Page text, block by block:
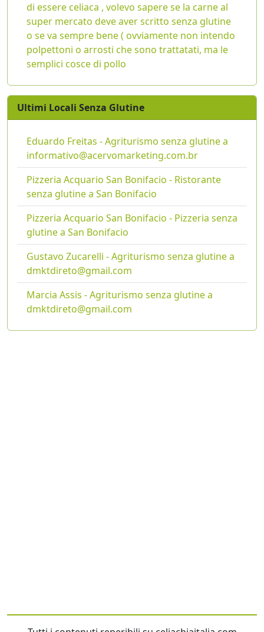
di essere celiaca , volevo sapere se la carne al
super mercato deve aver scritto senza glutine
o se va sempre bene ( ovviamente non intendo
polpettoni o arrosti che sono trattatati, ma le
semplici cosce di pollo
Ultimi Locali Senza Glutine
Eduardo Freitas - Agriturismo senza glutine a
informativo@acervomarketing.com.br
Pizzeria Acquario San Bonifacio - Ristorante
senza glutine a San Bonifacio
Pizzeria Acquario San Bonifacio - Pizzeria senza
glutine a San Bonifacio
Gustavo Zucarelli - Agriturismo senza glutine a
dmktdireto@gmail.com
Marcia Assis - Agriturismo senza glutine a
dmktdireto@gmail.com